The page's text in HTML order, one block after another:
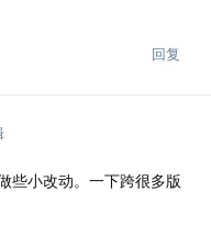
回复
些小改动。一下跨很多版